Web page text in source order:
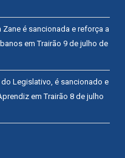
é sancionada e reforça a
em Trairão 9 de julho de
Legislativo, é sancionado e
em Trairão 8 de julho